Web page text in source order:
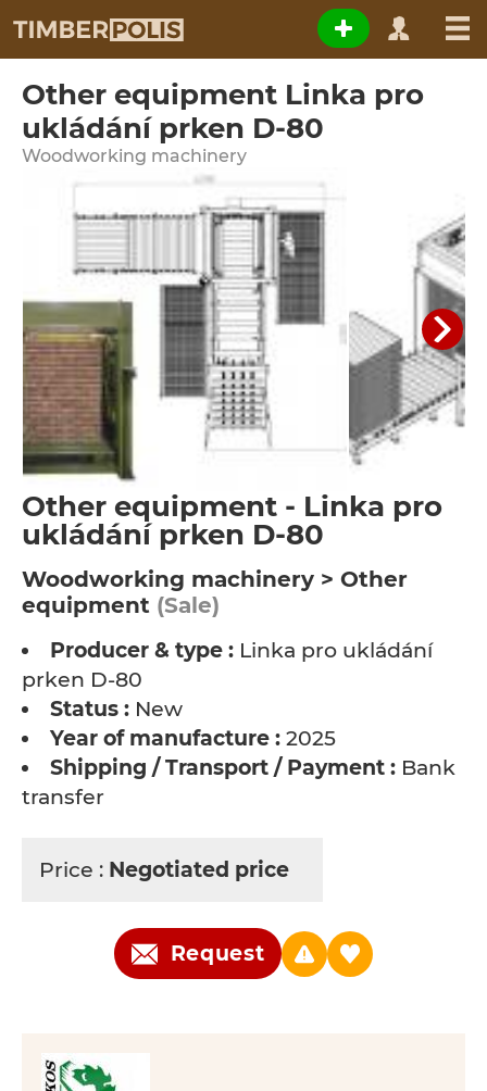
Other equipment Linka pro
ukládání prken D-80
Woodworking machinery
Other equipment - Linka pro
ukládání prken D-80
Woodworking machinery > Other
equipment (Sale)
Producer & type : Linka pro ukládání
prken D-80
Status : New
Year of manufacture : 2025
Shipping / Transport / Payment : Bank
transfer
Price : Negotiated price
Request